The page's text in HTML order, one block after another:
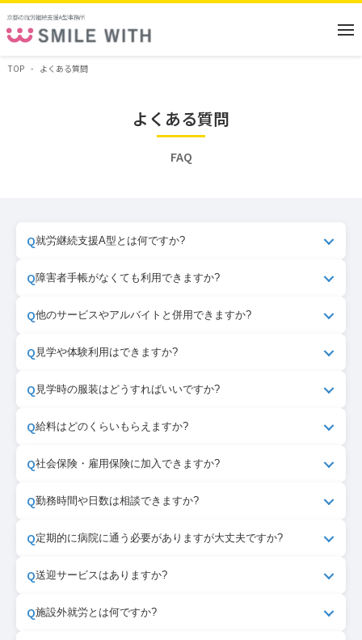
TOP よくある質問
よくある質問
FAQ
Q就労継続支援A型とは何ですか?
障害があるために通常の企業に雇用されることが困難な
サービスです。働きながら知識や能力を向上させ、一般
Q障害者手帳がなくても利用できますか?
はい、可能です。障害者手帳がなくても、福祉サービス
医師の診断書や定期通院があれば利用できる場合があり
Q他のサービスやアルバイトと併用できますか?
アルバイトとの併用は原則として認められていません。
により異なりますので、お問い合わせください。
Q 見学や体験利用はできますか?
はい、随時受け付けております。お電話またはお問い合
Q 見学時の服装はどうすればいいですか?
自由な服装で構いません。動きやすい服装でお越しくだ
Q給料はどのくらいもらえますか?
雇用契約に基づき、京都府の最低賃金以上の時給をお支
が、詳細は面談時にご説明いたします。
Q社会保険・雇用保険に加入できますか?
はい、勤務時間が週20時間以上の場合は雇用保険に加入
加入可能です。
Q勤務時間や日数は相談できますか?
はい、可能です。お気軽に相談してください。体調や通
いただけます。募集情報（ハローワークの募集内容）に
Q定期的に病院に通う必要がありますが大丈夫ですか?
問題ありません。通院日程を事前にお知らせいただけれ
Q送迎サービスはありますか?
申し訳ございませんが、送迎サービスは実施しておりま
Q施設外就労とは何ですか?